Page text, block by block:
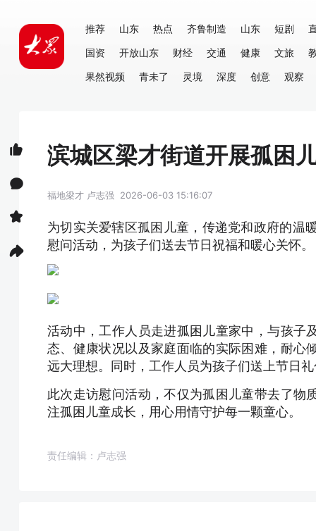
推荐 山东 热点 齐鲁制造 山东 短剧
国资
开放山东 财经 交通 健康 文旅
果然视频
青未了 灵境 深度 创意 观察
滨城区梁才街道开展孤困
福地梁才 卢志强 2026-06-03 15:16:07
为切实关爱辖区孤困儿童，传递党和政府的温
慰问活动，为孩子们送去节日祝福和暖心关怀。
活动中，工作人员走进孤困儿童家中，与孩子
态、健康状况以及家庭面临的实际困难，耐心
远大理想。同时，工作人员为孩子们送上节日
此次走访慰问活动，不仅为孤困儿童带去了物
注孤困儿童成长，用心用情守护每一颗童心。
责任编辑：卢志强